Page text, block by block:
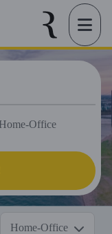
Home-Office